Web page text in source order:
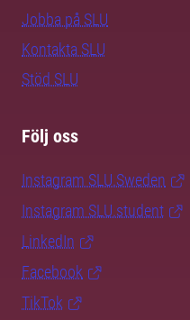
Jobba på SLU
Kontakta SLU
Stöd SLU
Följ oss
Instagram SLU.Sweden
Instagram SLU.student
LinkedIn
Facebook
TikTok